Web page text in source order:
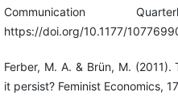
Communication
https://doi.org/10.1177/
Ferber, M. A. & Brün, M.
it persist? Feminist Economics,